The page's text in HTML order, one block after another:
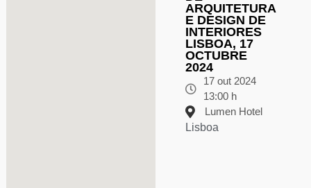
ARQUITETURA
E DESIGN DE
INTERIORES
LISBOA, 17
OCTUBRE
2024
17 out 2024
13:00 h
Lumen Hotel
Lisboa